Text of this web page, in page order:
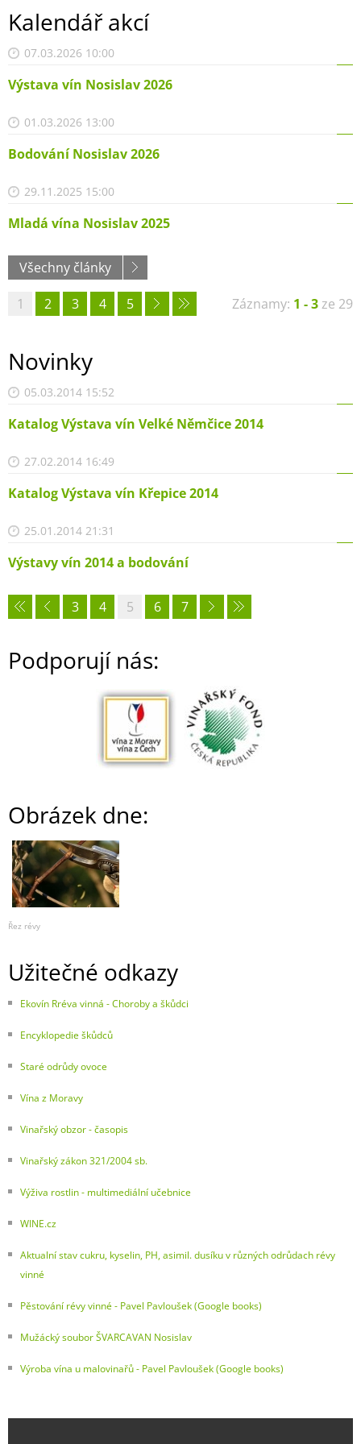
Kalendář akcí
07.03.2026 10:00
Výstava vín Nosislav 2026
01.03.2026 13:00
Bodování Nosislav 2026
29.11.2025 15:00
Mladá vína Nosislav 2025
Všechny články
Záznamy: 1 - 3ze 29
1 2 3 4 5
Novinky
05.03.2014 15:52
Katalog Výstava vín Velké Němčice 2014
27.02.2014 16:49
Katalog Výstava vín Křepice 2014
25.01.2014 21:31
Výstavy vín 2014 a bodování
3 4 5 6 7
Podporují nás:
Obrázek dne:
Řez révy
Užitečné odkazy
Ekovín Rréva vinná - Choroby a škůdci
Encyklopedie škůdců
Staré odrůdy ovoce
Vína z Moravy
Vinařský obzor - časopis
Vinařský zákon 321/2004 sb.
Výživa rostlin - multimediální učebnice
WINE.cz
Aktualní stav cukru, kyselin, PH, asimil. dusíku v různých odrůdach révy
vinné
Pěstování révy vinné - Pavel Pavloušek (Google books)
Mužácký soubor ŠVARCAVAN Nosislav
Výroba vína u malovinařů - Pavel Pavloušek (Google books)